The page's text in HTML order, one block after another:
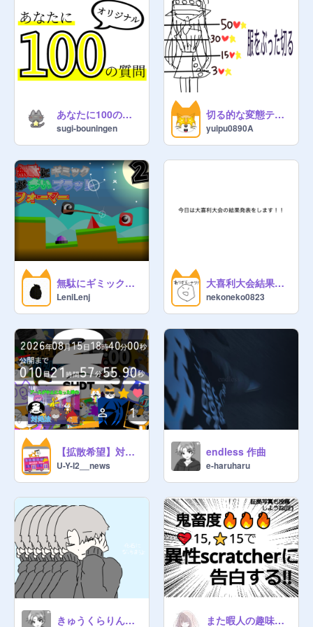
あなたに100の質問
sugi-bouningen
切る的な変態テンプレだわよ
yuipu0890A
無駄にギミックが多いプラットフォーマー2 platformer with a lot of gimmicks in vain 2
LeniLenj
大喜利大会結果発表
nekoneko0823
【拡散希望】対処法大会 公開カウントダウン！
U-Y-I2__news
endless 作曲
e-haruharu
きゅうくらりん 途中まで また暇人の趣味の部屋に当たったです